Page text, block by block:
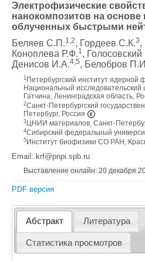
Электрофизические
нанокомпозитов на основе
облученных быстрыми
Беляев С.П.1,2, Гордеев С.К.3,
Коноплева Р.Ф.1,
Денисов И.А.4,5, Белобров
1 Петербургский институт ядерной
Национальный исследовательский
Гатчина, Ленинградская область,
2Санкт-Петербургский
Петербург, Россия
3 ЦНИИ материалов, Санкт-
4Сибирский федеральный
5 Институт биофизики СО РАН,
Email: krf@pnpi.spb.ru
Выставление онлайн: 20 декабря
PDF версия
Абстракт Литература
Статистика просмотров